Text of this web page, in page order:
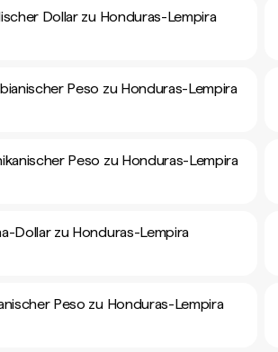
Dollar zu Honduras-Lempira
Peso zu Honduras-Lempira
Peso zu Honduras-Lempira
Dollar zu Honduras-Lempira
Peso zu Honduras-Lempira